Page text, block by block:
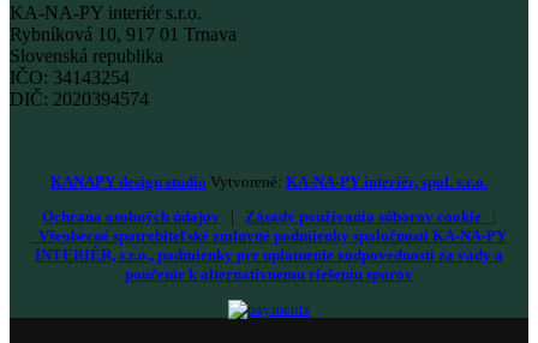
KA-NA-PY interiér s.r.o.
Rybníková 10, 917 01 Trnava
Slovenská republika
IČO: 34143254
DIČ: 2020394574
KANAPY design studio Vytvorené: KA-NA-PY interiér, spol. s.r.o.
Ochrana osobných údajov | Zásady používania súborov cookie |
Všeobecné spotrebiteľské zmluvné podmienky spoločnosti KA-NA-PY
INTERIÉR, s.r.o., podmienky pre uplatnenie zodpovednosti za vady a
poučenie k alternatívnemu riešeniu sporov